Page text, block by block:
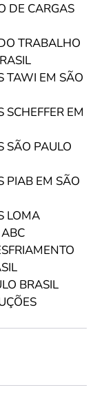
DE CARGAS
TRABALHO
TAWI EM SÃO
EM
SÃO PAULO
PIAB EM SÃO
LOMA
BRASIL